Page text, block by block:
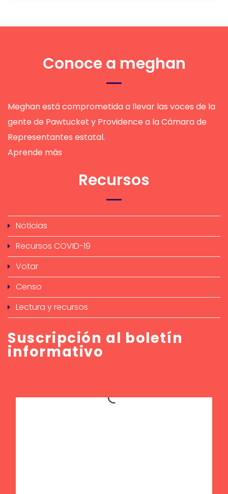
Conoce a meghan
Meghan está comprometida a llevar las voces de la
gente de Pawtucket y Providence a la Cámara de
Representantes estatal.
Aprende más
Recursos
Noticias
Recursos COVID-19
Votar
Censo
Lectura y recursos
Suscripción al boletín
informativo